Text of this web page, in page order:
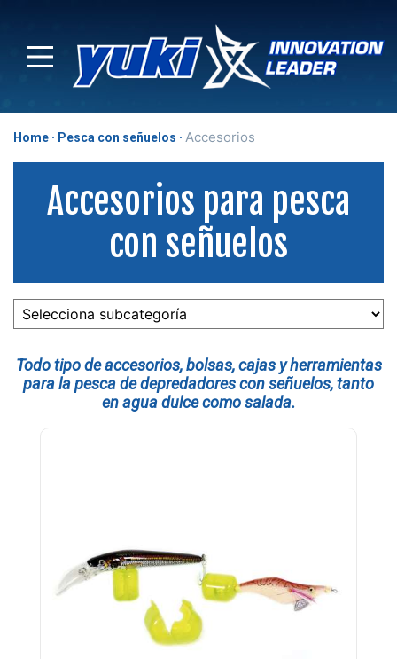
Home Pesca con señuelos Accesorios
Accesorios para pesca
con señuelos
Todo tipo de accesorios, bolsas, cajas y herramientas
para la pesca de depredadores con señuelos, tanto
en agua dulce como salada.